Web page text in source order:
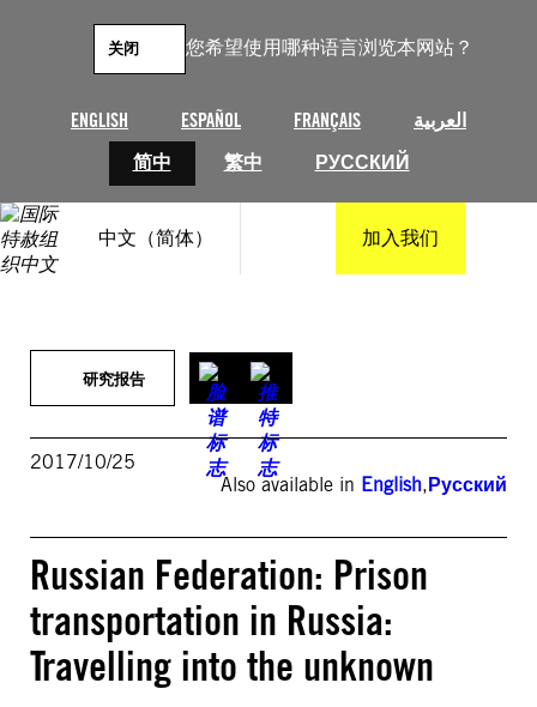
您希望使用哪种语言浏览本网站？
ENGLISH ESPAÑOL FRANÇAIS
العربية
简中
繁中 РУССКИЙ
关闭
中文（简体） 加入我们
研究报告
2017/10/25
Also available in English,Русский
Russian Federation: Prison
transportation in Russia:
Travelling into the unknown